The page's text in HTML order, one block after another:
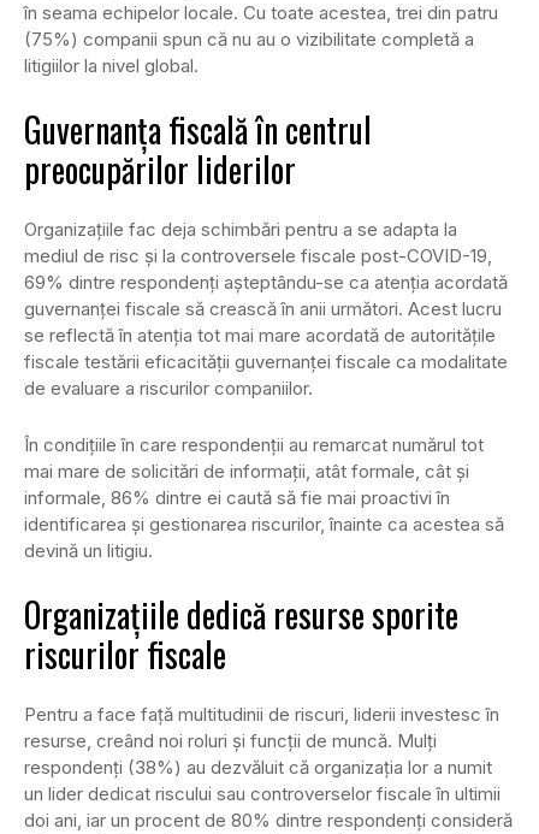
în seama echipelor locale. Cu toate acestea, trei din patru
(75%) companii spun că nu au o vizibilitate completă a
litigiilor la nivel global.
Guvernanța fiscală în centrul
preocupărilor liderilor
Organizațiile fac deja schimbări pentru a se adapta la
mediul de risc și la controversele fiscale post-COVID-19,
69% dintre respondenți așteptându-se ca atenția acordată
guvernanței fiscale să crească în anii următori. Acest lucru
se reflectă în atenția tot mai mare acordată de autoritățile
fiscale testării eficacității guvernanței fiscale ca modalitate
de evaluare a riscurilor companiilor.
În condițiile în care respondenții au remarcat numărul tot
mai mare de solicitări de informații, atât formale, cât și
informale, 86% dintre ei caută să fie mai proactivi în
identificarea și gestionarea riscurilor, înainte ca acestea să
devină un litigiu.
Organizațiile dedică resurse sporite
riscurilor fiscale
Pentru a face față multitudinii de riscuri, liderii investesc în
resurse, creând noi roluri și funcții de muncă. Mulți
respondenți (38%) au dezvăluit că organizația lor a numit
un lider dedicat riscului sau controverselor fiscale în ultimii
doi ani, iar un procent de 80% dintre respondenți consideră